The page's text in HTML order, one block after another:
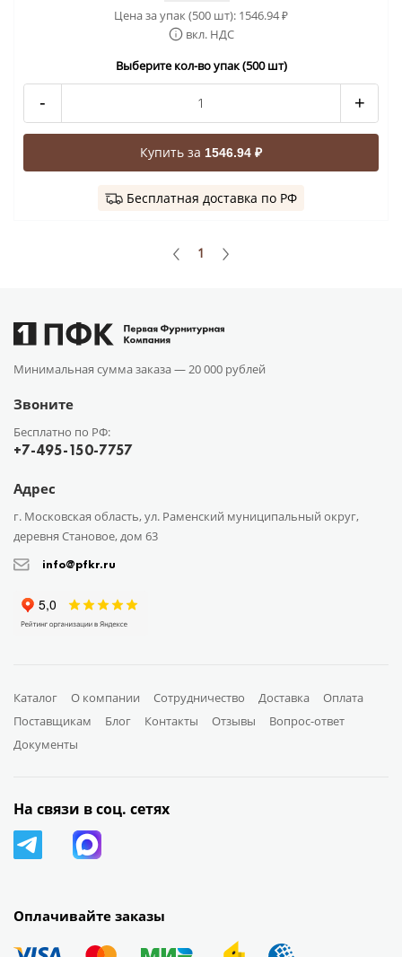
Цена за упак (500 шт): 1546.94₽
вкл. НДС
Выберите кол-во упак (500 шт)
- +
Купить за 1546.94 ₽
Бесплатная доставка по РФ
1
Минимальная сумма заказа —20 000 рублей
Звоните
Бесплатно по РФ:
+7-495-150-7757
Адрес
г. Московская область, ул. Раменский муниципальный округ,
деревня Становое, дом 63
info@pfkr.ru
Каталог О компании Сотрудничество Доставка
Оплата
Поставщикам
Блог Контакты Отзывы
Вопрос-ответ
Документы
Оплачивайте заказы
На связи в соц. сетях